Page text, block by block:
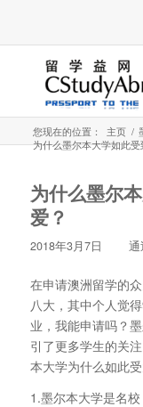
您现在的位置： 主页 /
为什么墨尔本大学如此
为什么墨尔
爱？
2018年3月7日 通
在申请澳洲留学的
八大，其中个人觉
业，我能申请吗？
引了更多学生的关
本大学为什么如此
1.墨尔本大学是名